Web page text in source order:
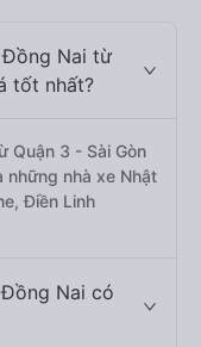
Đồng Nai từ
tốt nhất?
Quận 3 - Sài Gòn
nhà xe Nhật
Điền Linh
Nai có